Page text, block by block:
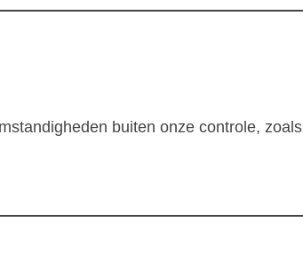
buiten onze controle, zoals